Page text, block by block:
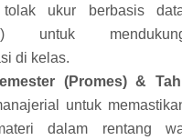
tolak ukur berbasis
untuk
di kelas.
(Promes) &
untuk
dalam rentang